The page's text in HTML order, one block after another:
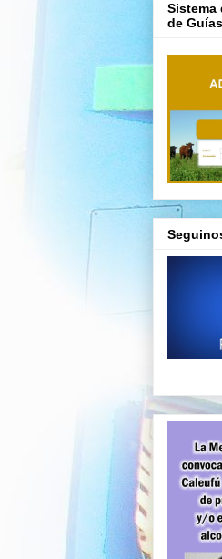
Sistema
de Guías